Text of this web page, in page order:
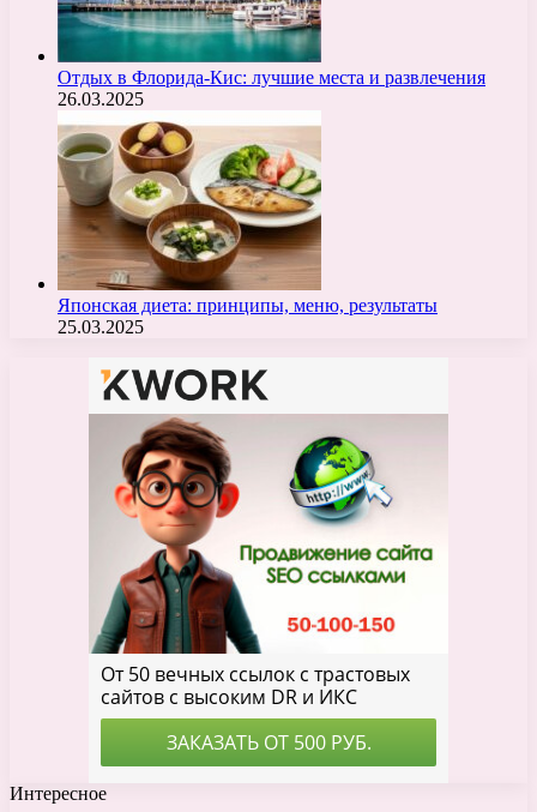
Отдых в Флорида-Кис: лучшие места и развлечения
26.03.2025
Японская диета: принципы, меню, результаты
25.03.2025
Интересное